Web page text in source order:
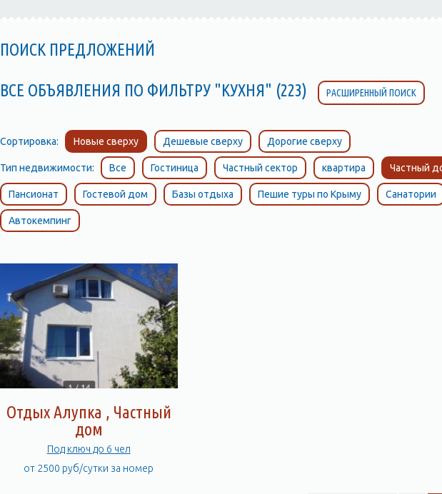
ПОИСК ПРЕДЛОЖЕНИЙ
ВСЕ ОБЪЯВЛЕНИЯ ПО ФИЛЬТРУ "КУХНЯ" (223) РАСШИРЕННЫЙ ПОИСК
Сортировка: Новые сверху Дешевые сверху Дорогие сверху
Тип недвижимости: Все Гостиница Частный сектор квартира Частный
Пансионат Гостевой дом Базы отдыха Пешие туры по Крыму Санатории
Автокемпинг
Отдых Алупка , Частный
дом
Под ключ до 6 чел
от 2500 руб/сутки за номер